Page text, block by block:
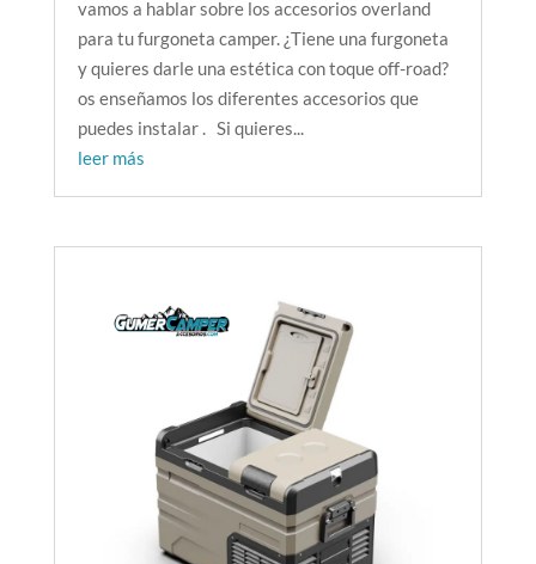
vamos a hablar sobre los accesorios overland
para tu furgoneta camper. ¿Tiene una furgoneta
y quieres darle una estética con toque off-road?
os enseñamos los diferentes accesorios que
puedes instalar . Si quieres...
leer más